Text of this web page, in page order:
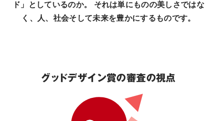
ド」としているのか。 それは単にものの美しさではな
く、人、社会そして未来を豊かにするものです。
グッドデザイン賞の審査の視点